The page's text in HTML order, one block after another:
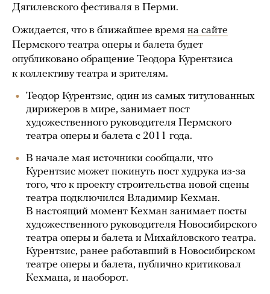
Дягилевского фестиваля в Перми.
Ожидается, что в ближайшее время на сайте
Пермского театра оперы и балета будет
опубликовано обращение Теодора Курентзиса
к коллективу театра и зрителям.
Теодор Курентзис, один из самых титулованных
дирижеров в мире, занимает пост
художественного руководителя Пермского
театра оперы и балета с 2011 года.
В начале мая источники сообщали, что
Курентзис может покинуть пост худрука из-за
того, что к проекту строительства новой сцены
театра подключился Владимир Кехман.
В настоящий момент Кехман занимает посты
художественного руководителя Новосибирского
театра оперы и балета и Михайловского театра.
Курентзис, ранее работавший в Новосибирском
театре оперы и балета, публично критиковал
Кехмана, и наоборот.